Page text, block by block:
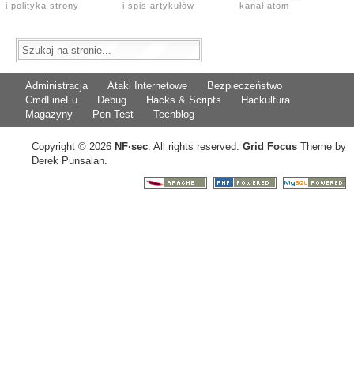
i polityka strony i spis artykułów kanał atom
Administracja Ataki Internetowe
Bezpieczeństwo
CmdLineFu
Debug Hacks & Scripts
Hackultura
Magazyny
Pen Test Techblog
Copyright © 2026 NF·sec. All rights reserved. Grid Focus Theme by
Derek Punsalan.